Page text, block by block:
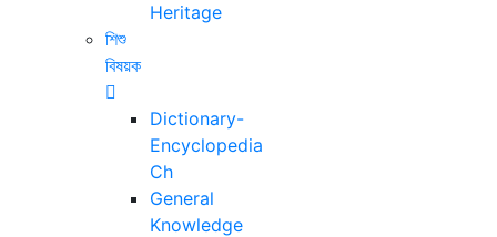
Heritage
শিশু
বিষয়ক
Dictionary-
Encyclopedia
Ch
General
Knowledge